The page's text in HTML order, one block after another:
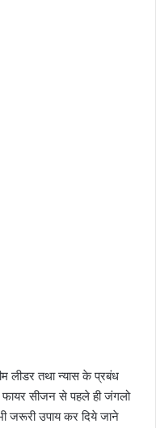
लीडर तथा न्यास के प्रबंध
फायर सीजन से पहले ही जंगलो
जरूरी उपाय कर दिये जाने